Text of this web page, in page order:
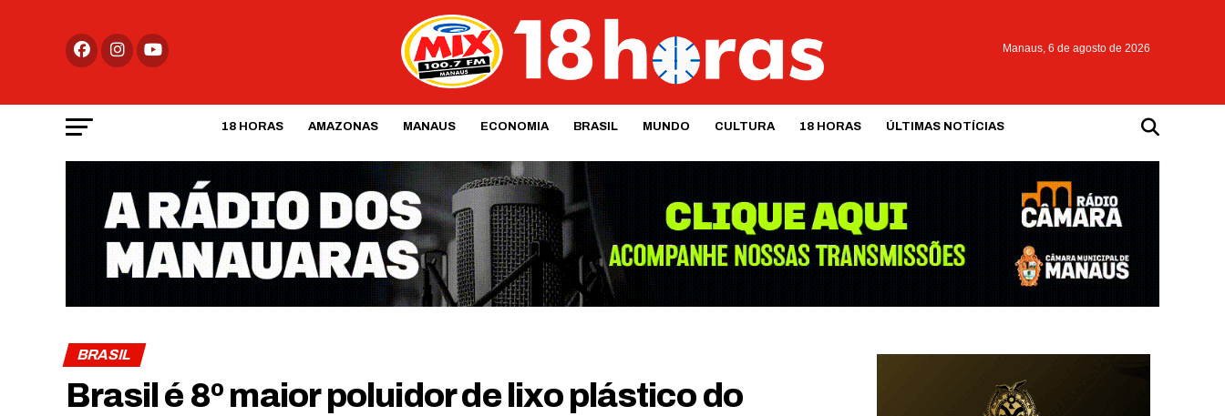
Manaus, 6 de agosto de 2026
18 HORAS AMAZONAS MANAUS ECONOMIA BRASIL MUNDO CULTURA 18 HORAS ÚLTIMAS NOTÍCIAS
BRASIL
Brasil é 8º maior poluidor de lixo plástico do